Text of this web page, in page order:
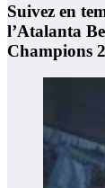
Suivez en
l’Atalanta
Champions